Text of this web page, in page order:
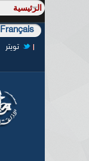
Français
تويتر